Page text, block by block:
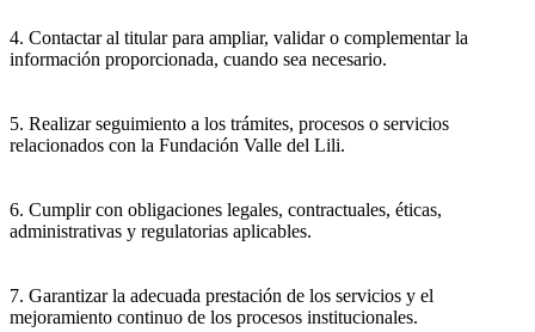
4. Contactar al titular para ampliar, validar o complementar la
información proporcionada, cuando sea necesario.
5. Realizar seguimiento a los trámites, procesos o servicios
relacionados con la Fundación Valle del Lili.
6. Cumplir con obligaciones legales, contractuales, éticas,
administrativas y regulatorias aplicables.
7. Garantizar la adecuada prestación de los servicios y el
mejoramiento continuo de los procesos institucionales.